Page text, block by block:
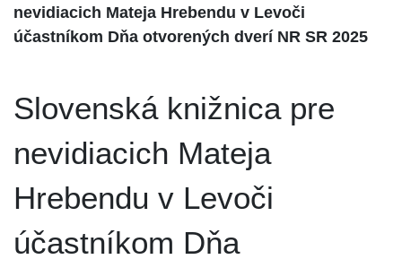
nevidiacich Mateja Hrebendu v Levoči
účastníkom Dňa otvorených dverí NR SR 2025
Slovenská knižnica pre
nevidiacich Mateja
Hrebendu v Levoči
účastníkom Dňa